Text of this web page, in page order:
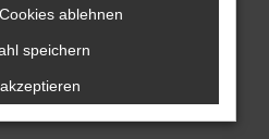
ablehnen
speichern